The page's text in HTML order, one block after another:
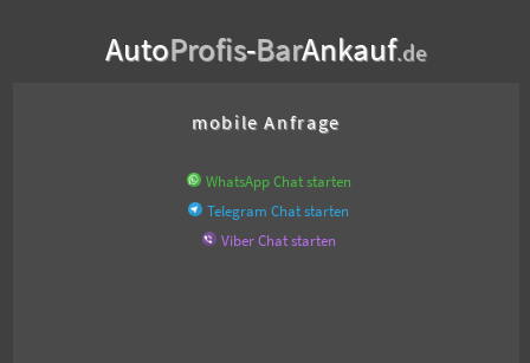
AutoProfis-BarAnkauf.de
mobile Anfrage
WhatsApp Chat starten
Telegram Chat starten
Viber Chat starten